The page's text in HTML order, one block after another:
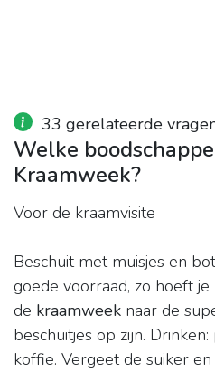
33 gerelateerde
Welke
Kraamweek?
Voor de kraamvisite
Beschuit met muisjes en
goede voorraad, zo hoeft
de kraamweek naar de
beschuitjes op zijn.
koffie. Vergeet de suiker